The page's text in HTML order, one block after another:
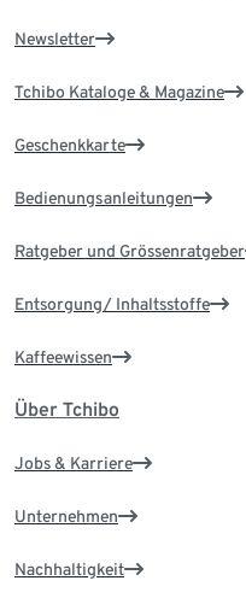
Newsletter
Tchibo Kataloge & Magazine
Geschenkkarte
Bedienungsanleitungen
Ratgeber und Grössenratgeber
Entsorgung/ Inhaltsstoffe
Kaffeewissen
Über Tchibo
Jobs & Karriere
Unternehmen
Nachhaltigkeit